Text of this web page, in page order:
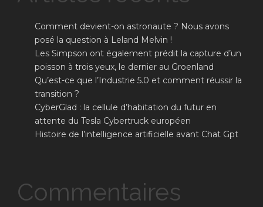
Comment devient-on astronaute ? Nous avons
posé la question à Leland Melvin !
Les Simpson ont également prédit la capture d’un
poisson à trois yeux, le dernier au Groenland
Qu’est-ce que l’Industrie 5.0 et comment réussir la
transition ?
CyberGlad : la cellule d’habitation du futur en
attente du Tesla Cybertruck européen
Histoire de l’intelligence artificielle avant Chat Gpt
Commentaires